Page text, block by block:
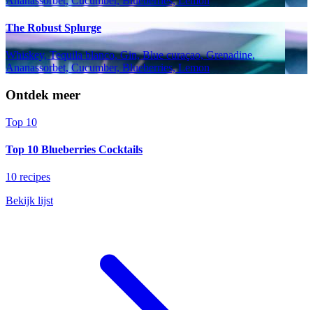
The Robust Splurge
Whiskey, Tequila blanco, Gin, Blue curaçao, Grenadine,
Ananassorbet, Cucumber, Blueberries, Lemon
Ontdek meer
Top 10
Top 10 Blueberries Cocktails
10 recipes
Bekijk lijst